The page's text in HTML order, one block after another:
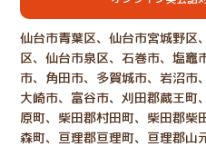
仙台市青葉区、仙台市宮城野区
区、仙台市泉区、石巻市、塩竈
市、角田市、多賀城市、岩沼市
大崎市、富谷市、刈田郡蔵王町
原町、柴田郡村田町、柴田郡柴
森町、亘理郡亘理町、亘理郡山